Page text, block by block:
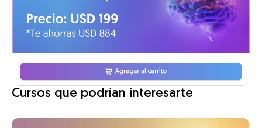
Cursos que podrían interesarte